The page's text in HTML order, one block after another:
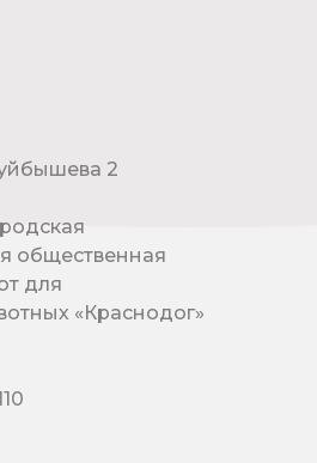
2
общественная
для
«Краснодог»